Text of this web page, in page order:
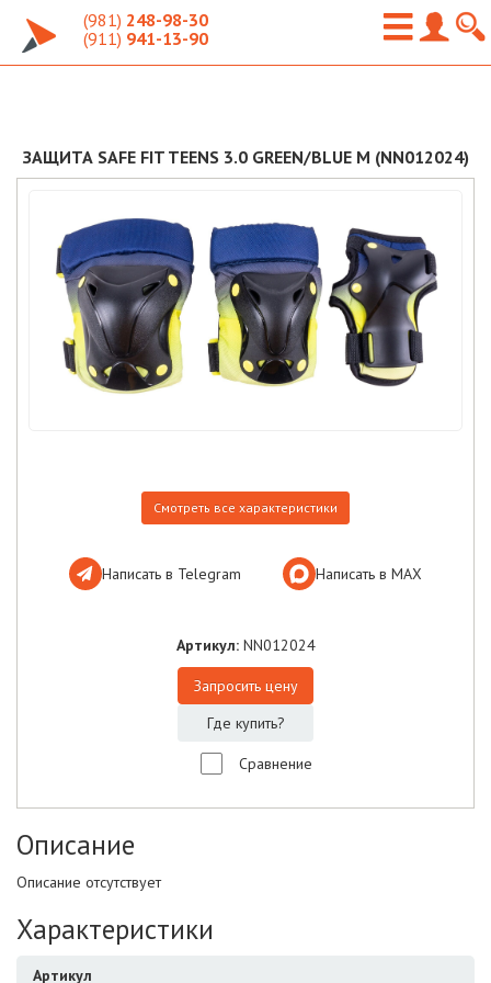
(981) 248-98-30
(911) 941-13-90
ЗАЩИТА SAFE FIT TEENS 3.0 GREEN/BLUE M (NN012024)
Смотреть все характеристики
Написать в Telegram Написать в МАХ
Артикул: NN012024
Запросить цену
Где купить?
Сравнение
Описание
Описание отсутствует
Характеристики
Артикул